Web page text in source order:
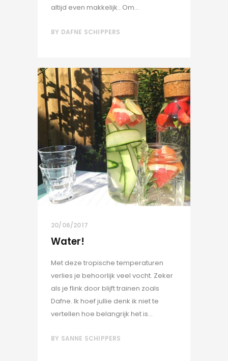
altijd even makkelijk.. Om...
BY DAFNE SCHIPPERS
20/06/2017
Water!
Met deze tropische temperaturen
verlies je behoorlijk veel vocht. Zeker
als je flink door blijft trainen zoals
Dafne. Ik hoef jullie denk ik niet te
vertellen hoe belangrijk het is...
BY SANNE SCHIPPERS